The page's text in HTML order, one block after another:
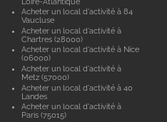
Acheter un local d'activité à 84
Vaucluse
Acheter un local d'activité à
Chartres (28000)
Acheter un local d'activité à Nice
(06000)
Acheter un local d'activité à
Metz (57000)
Acheter un local d'activité à 40
Landes
Acheter un local d'activité à
Paris (75015)